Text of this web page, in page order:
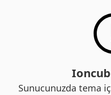
Sunucunuzda tema